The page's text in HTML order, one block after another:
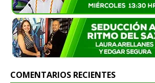
COMENTARIOS RECIENTES